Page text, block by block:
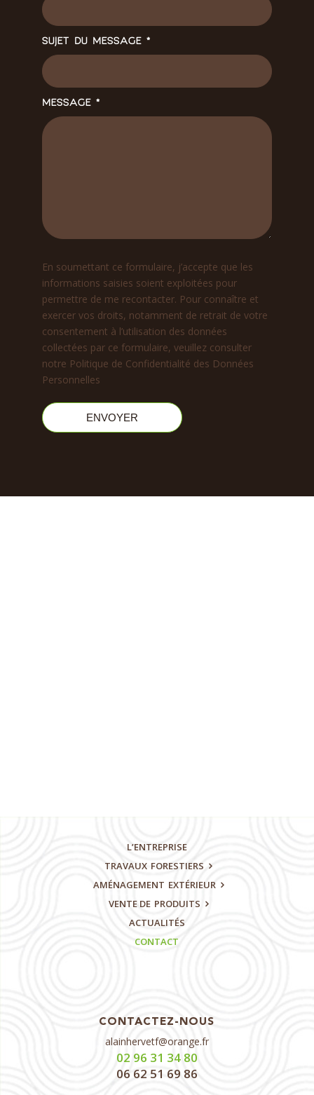
SUJET DU MESSAGE *
MESSAGE *
En soumettant ce formulaire, j’accepte que les
informations saisies soient exploitées pour
permettre de me recontacter. Pour connaître et
exercer vos droits, notamment de retrait de votre
consentement à l’utilisation des données
collectées par ce formulaire, veuillez consulter
notre Politique de Confidentialité des Données
Personnelles
L’ENTREPRISE
TRAVAUX FORESTIERS
AMÉNAGEMENT EXTÉRIEUR
VENTE DE PRODUITS
ACTUALITÉS
CONTACT
CONTACTEZ-NOUS
alainhervetf@orange.fr
02 96 31 34 80
06 62 51 69 86